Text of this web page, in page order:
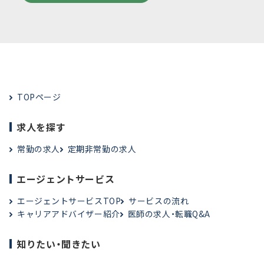
TOPページ
求人を探す
常勤の求人 定期非常勤の求人
エージェントサービス
エージェントサービスTOP
サービスの流れ
キャリアアドバイザー紹介
医師の求人・転職Q&A
知りたい・聞きたい